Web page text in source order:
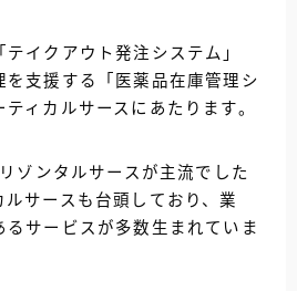
イクアウト発注システム」
を支援する「医薬品在庫管理シ
ィカルサースにあたります。
ゾンタルサースが主流でした
サースも台頭しており、業
サービスが多数生まれていま